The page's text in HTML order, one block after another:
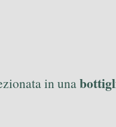
in una